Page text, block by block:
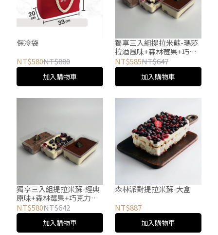
保冷袋
NT$580NT$880
加入購物車
獨享三入組提拉米蘇-瑪莎
拉酒風味+森林莓果+巧克
力提拉米蘇
NT$585NT$647
加入購物車
獨享三入組提拉米蘇-經典
原味+森林莓果+巧克力提
拉米蘇
NT$580NT$642
加入購物車
森林派對提拉米蘇-大盒
NT$887
加入購物車